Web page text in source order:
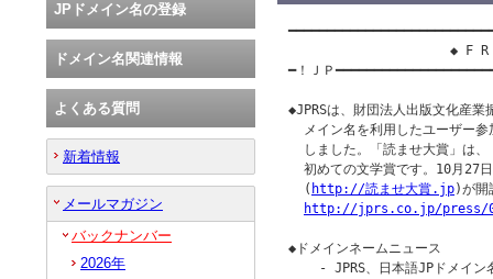
◆ F
━！ＪＰ
◆JPRSは、財団法人出版文化産
メイン名を利用したユーザー
しました。「読ませ大賞」は
初めての文学賞です。10月27
  (
http://読ませ大賞.jp)が開
http://jprs.co.jp/press/
◆ドメインネームニュース
- JPRS、日本語JPドメイン
JPドメイン名の登録
ドメイン名関連情報
よくある質問
新着情報
メールマガジン
バックナンバー
2026年